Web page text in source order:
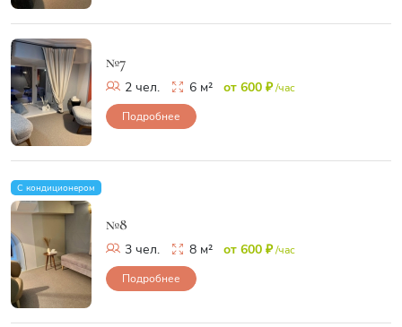
№7
2 чел. 6 м² от 600 ₽/час
Подробнее
С кондиционером
№8
3 чел. 8 м² от 600 ₽/час
Подробнее